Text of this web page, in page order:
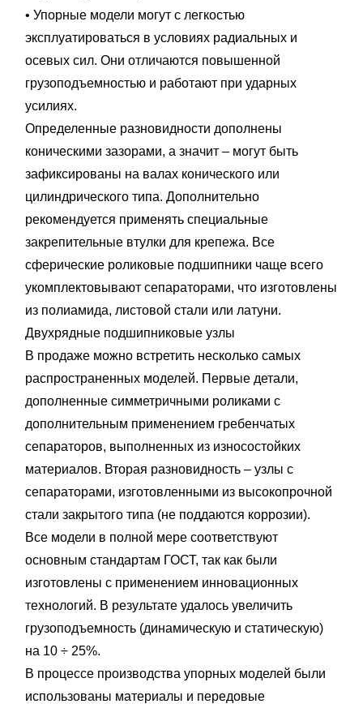
• Упорные модели могут с легкостью
эксплуатироваться в условиях радиальных и
осевых сил. Они отличаются повышенной
грузоподъемностью и работают при ударных
усилиях.
Определенные разновидности дополнены
коническими зазорами, а значит – могут быть
зафиксированы на валах конического или
цилиндрического типа. Дополнительно
рекомендуется применять специальные
закрепительные втулки для крепежа. Все
сферические роликовые подшипники чаще всего
укомплектовывают сепараторами, что изготовлены
из полиамида, листовой стали или латуни.
Двухрядные подшипниковые узлы
В продаже можно встретить несколько самых
распространенных моделей. Первые детали,
дополненные симметричными роликами с
дополнительным применением гребенчатых
сепараторов, выполненных из износостойких
материалов. Вторая разновидность – узлы с
сепараторами, изготовленными из высокопрочной
стали закрытого типа (не поддаются коррозии).
Все модели в полной мере соответствуют
основным стандартам ГОСТ, так как были
изготовлены с применением инновационных
технологий. В результате удалось увеличить
грузоподъемность (динамическую и статическую)
на 10 ÷ 25%.
В процессе производства упорных моделей были
использованы материалы и передовые